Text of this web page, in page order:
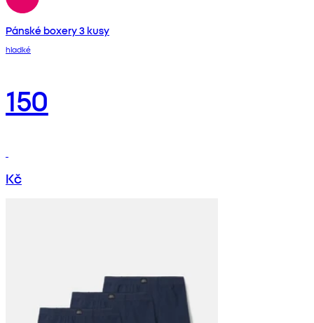
Pánské boxery 3 kusy
hladké
150
Kč